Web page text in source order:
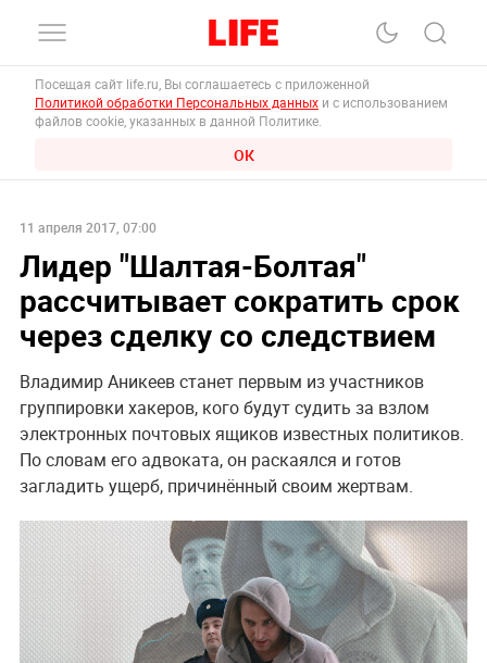
Посещая сайт life.ru, Вы соглашаетесь с приложенной
Политикой обработки Персональных данных и с использованием
файлов cookie, указанных в данной Политике.
ОК
11 апреля 2017, 07:00
Лидер "Шалтая-Болтая"
рассчитывает сократить срок
через сделку со следствием
Владимир Аникеев станет первым из участников
группировки хакеров, кого будут судить за взлом
электронных почтовых ящиков известных политиков.
По словам его адвоката, он раскаялся и готов
загладить ущерб, причинённый своим жертвам.